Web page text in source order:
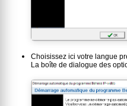
Choisissez ici votre langue
La boîte de dialogue des